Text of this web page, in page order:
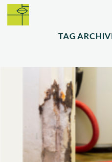
Skip
TAG